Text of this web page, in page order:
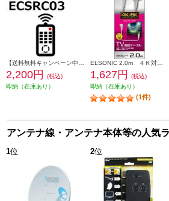
2,200円
(税込)
即納（在庫あり）
1,627円
(税込)
即納（在庫あり）
(1件)
アンテナ線・アンテナ本体等の人気
1位 2位